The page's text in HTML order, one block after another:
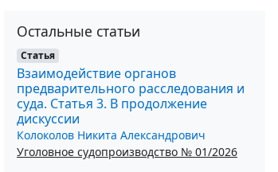
Остальные статьи
Статья
Взаимодействие органов
предварительного расследования и
суда. Статья 3. В продолжение
дискуссии
Колоколов Никита Александрович
Уголовное судопроизводство № 01/2026